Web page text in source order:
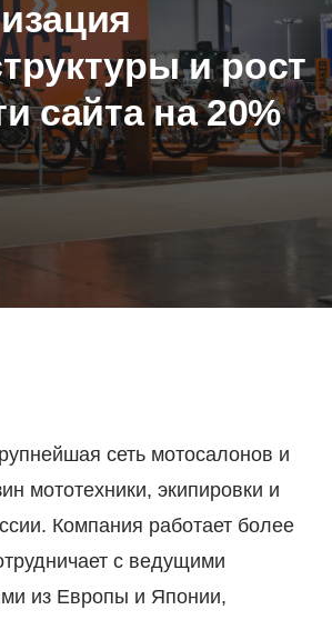
и рост
сайта на 20%
сеть мотосалонов и
мототехники, экипировки и
Компания работает более
с ведущими
из Европы и Японии,